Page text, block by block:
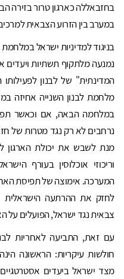
בחזבאללה כארגון טרור בזירה
במערב בין הזרוע הצבאית
נמנעה מלתקוף תשתיות ויעדים
המדינתית" של לבנון
מלחמת לבנון השנייה אחיזה
במלחמה הבאה, אם וכאשר
נרחבים לא רק נגד מטרות של
מנת לשבש את יכולת הארגון
וריכוזי אוכלוסין בעורף
המערכה. אימוצה של תפיסת
לחזק את ההרתעה הישראלית
צבאית נגד ישראל, הפועלים על
עם זאת, התביעה לאחריות
חולשות עיקריות: הראשונה
מצד ישראל ביעדים אסטרטגיים